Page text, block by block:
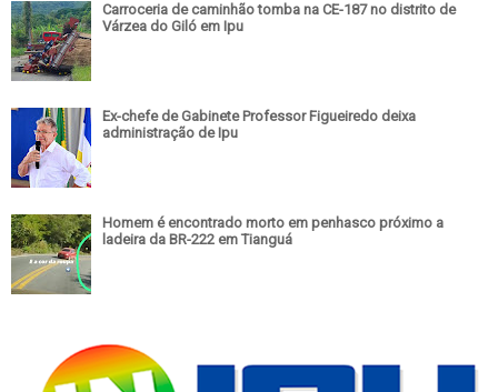
Carroceria de caminhão tomba na CE-187 no distrito de
Várzea do Giló em Ipu
Ex-chefe de Gabinete Professor Figueiredo deixa
administração de Ipu
Homem é encontrado morto em penhasco próximo a
ladeira da BR-222 em Tianguá